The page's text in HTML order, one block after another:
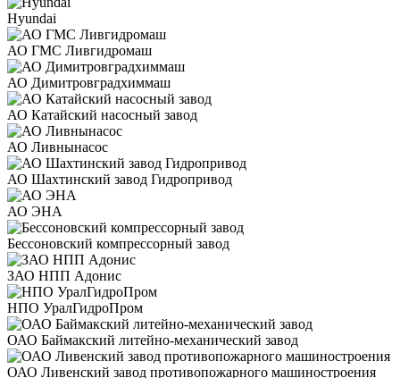
Hyundai
АО ГМС Ливгидромаш
АО Димитровградхиммаш
АО Катайский насосный завод
АО Ливнынасос
АО Шахтинский завод Гидропривод
АО ЭНА
Бессоновский компрессорный завод
ЗАО НПП Адонис
НПО УралГидроПром
ОАО Баймакский литейно-механический завод
ОАО Ливенский завод противопожарного машиностроения